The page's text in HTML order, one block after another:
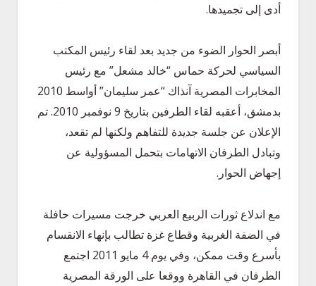
أدى إلى تجميدها.
أبصر الحوار الضوء من جديد بعد لقاء رئيس المكتب
السياسي لحركة حماس “خالد مشعل” مع رئيس
المخابرات المصرية آنذاك “عمر سليمان” أواسط 2010
بدمشق، أعقبه لقاء الطرفين بتاريخ 9 نوفمبر 2010. تم
الإعلان عن جلسة جديدة للتفاهم ولكنها لم تقعد،
وتبادل الطرفان الاتهامات بتحمل المسؤولية عن
إجهاض الحوار.
مع اندلاع ثورات الربيع العربي خرجت مسيرات حافلة
في الضفة الغربية وقطاع غزة تطالب بإنهاء الانقسام
بأسرع وقت ممكن، وفي يوم 4 مايو 2011 اجتمع
الطرفان في القاهرة ووقعا على الورقة المصرية